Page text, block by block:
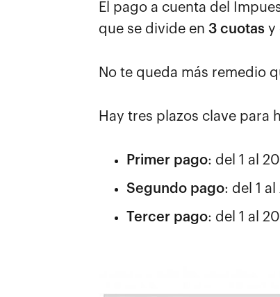
El pago a cuenta del
que se divide en 3 cuotas y
No te queda más remedio
Hay tres plazos clave para
Primer pago: del 1 al
Segundo pago: del 1
Tercer pago: del 1 al